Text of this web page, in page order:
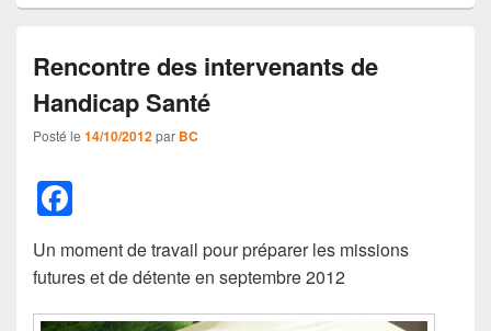
Rencontre des intervenants de
Handicap Santé
Posté le 14/10/2012par BC
a
c
e
Un moment de travail pour préparer les missions
futures et de détente en septembre 2012